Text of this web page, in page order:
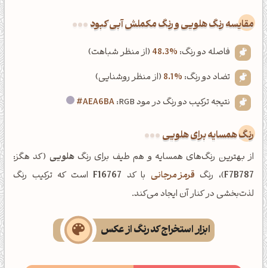
‌مقایسه رنگ هلویی و رنگ مکملش آبی کبود
فاصله دو رنگ: 48.3% (از منظر شباهت)
تضاد دو رنگ: 8.1% (از منظر روشنایی)
نتیجه ترکیب دو رنگ در مود RGB:
#AEA6BA
رنگ همسایه برای هلویی
از بهترین رنگ‌های همسایه و هم طیف برای رنگهلویی (کد هگز:
F7B787)، رنگ قرمز مرجانی با کد F16767است که ترکیب رنگ
لذت‌بخشی در کنار آن ایجاد می‌کند.
ابزار استخراج کد رنگ از عکس